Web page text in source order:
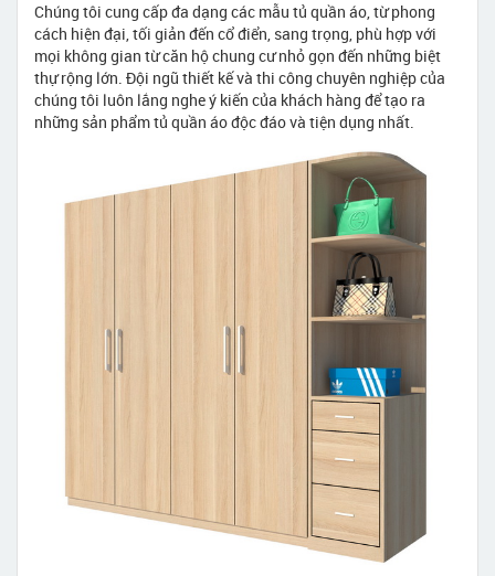
Chúng tôi cung cấp đa dạng các mẫu tủ quần áo, từ phong
cách hiện đại, tối giản đến cổ điển, sang trọng, phù hợp với
mọi không gian từ căn hộ chung cư nhỏ gọn đến những biệt
thự rộng lớn. Đội ngũ thiết kế và thi công chuyên nghiệp của
chúng tôi luôn lắng nghe ý kiến của khách hàng để tạo ra
những sản phẩm tủ quần áo độc đáo và tiện dụng nhất.